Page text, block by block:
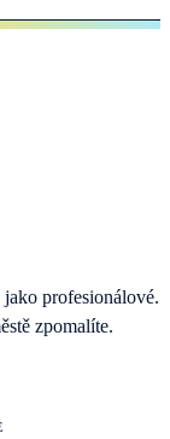
profesionálové.
zpomalíte.